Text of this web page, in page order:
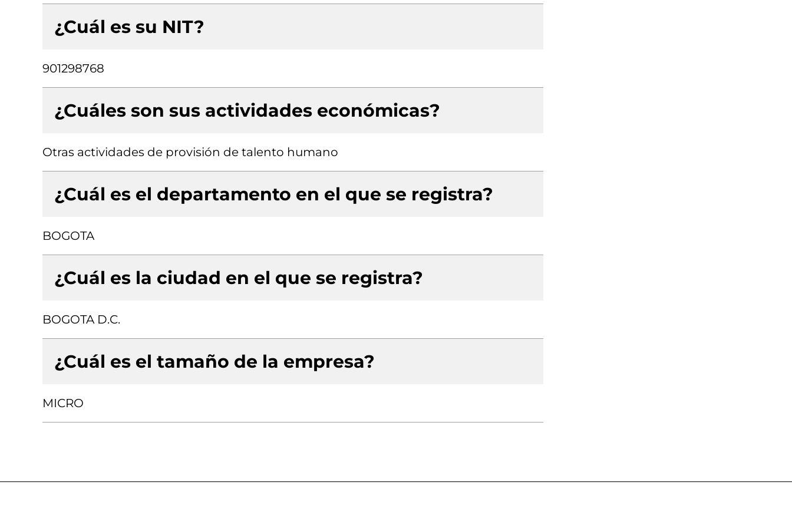
¿Cuál es su NIT?
901298768
¿Cuáles son sus actividades económicas?
Otras actividades de provisión de talento humano
¿Cuál es el departamento en el que se registra?
BOGOTA
¿Cuál es la ciudad en el que se registra?
BOGOTA D.C.
¿Cuál es el tamaño de la empresa?
MICRO